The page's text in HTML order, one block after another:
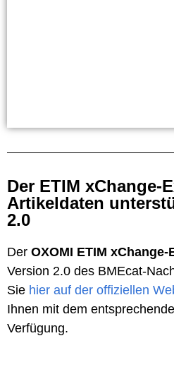
Der ETIM xChange-
Artikeldaten
2.0
Der OXOMI ETIM xChange-
Version 2.0 des BMEcat-
Sie hier auf der offiziellen
Ihnen mit dem
Verfügung.